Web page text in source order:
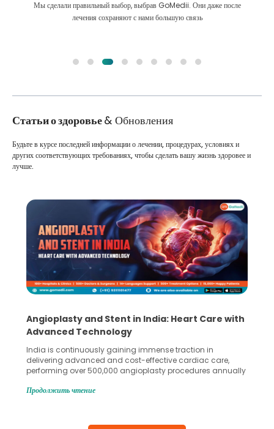
Мы сделали правильный выбор, выбрав GoMedii. Они даже после
лечения сохраняют с нами большую связь
Статьи о здоровье& Обновления
Будьте в курсе последней информации о лечении, процедурах, условиях и
других соответствующих требованиях, чтобы сделать вашу жизнь здоровее и
лучше.
Angioplasty and Stent in India: Heart Care with
Advanced Technology
India is continuously gaining immense traction in
delivering advanced and cost-effective cardiac care,
performing over 500,000 angioplasty procedures annually
globe are searching for treatments like angioplasty and
Studies, such as one published
Продолжить чтение